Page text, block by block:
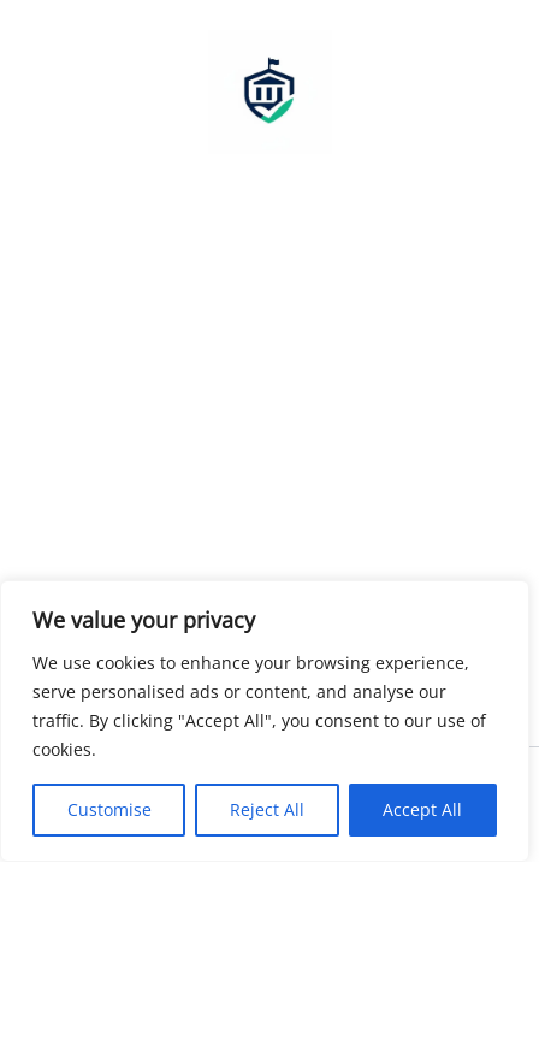
We value your privacy
We use cookies to enhance your browsing experience,
serve personalised ads or content, and analyse our
traffic. By clicking "Accept All", you consent to our use of
cookies.
Customise Reject All Accept All
Copyright © 2026 KnowMyGovt. All rights reserved.